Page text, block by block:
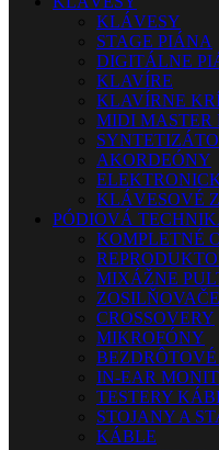
KLÁVESY
STAGE PIÁNA
DIGITÁLNE
KLAVÍRE
KLAVÍRNE
MIDI MASTER
AKORDEÓNY
KLÁVESOVÉ
PÓDIOVÁ
KOMPLETNÉ
MIXÁŽNE
ZOSILŇOVAČE
CROSSOVERY
MIKROFÓNY
IN-EAR
TESTERY
STOJANY A
KÁBLE